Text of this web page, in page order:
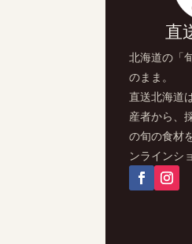
直
北海道の「
のまま。
直送北海道
産者から、
の旬の食材
ンラインシ